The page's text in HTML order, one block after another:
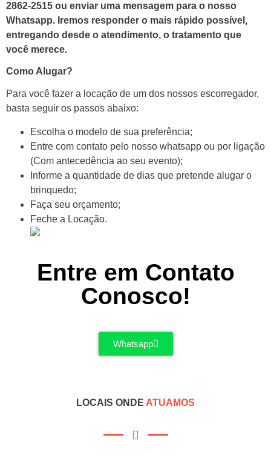
2862-2515 ou enviar uma mensagem para o nosso
Whatsapp. Iremos responder o mais rápido possível,
entregando desde o atendimento, o tratamento que
você merece.
Como Alugar?
Para você fazer a locação de um dos nossos escorregador,
basta seguir os passos abaixo:
Escolha o modelo de sua preferência;
Entre com contato pelo nosso whatsapp ou por ligação
(Com antecedência ao seu evento);
Informe a quantidade de dias que pretende alugar o
brinquedo;
Faça seu orçamento;
Feche a Locação.
Entre em Contato
Conosco!
Whatsapp
LOCAIS ONDE ATUAMOS